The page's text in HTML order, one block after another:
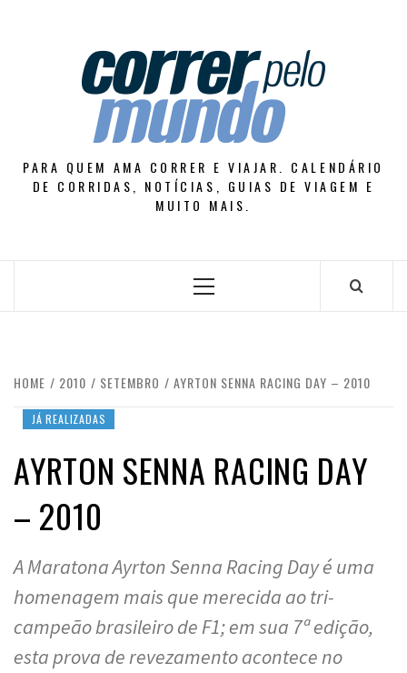
PARA QUEM AMA CORRER E VIAJAR. CALENDÁRIO
DE CORRIDAS, NOTÍCIAS, GUIAS DE VIAGEM E
MUITO MAIS.
Primary
HOME 2010 SETEMBRO AYRTON SENNA RACING DAY – 2010
JÁ REALIZADAS
AYRTON SENNA RACING DAY
– 2010
A Maratona Ayrton Senna Racing Day é uma
homenagem mais que merecida ao tri-
campeão brasileiro de F1; em sua 7ª edição,
esta prova de revezamento acontece no